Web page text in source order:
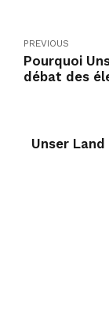
PREVIOUS
Pourquoi
débat des
Unser